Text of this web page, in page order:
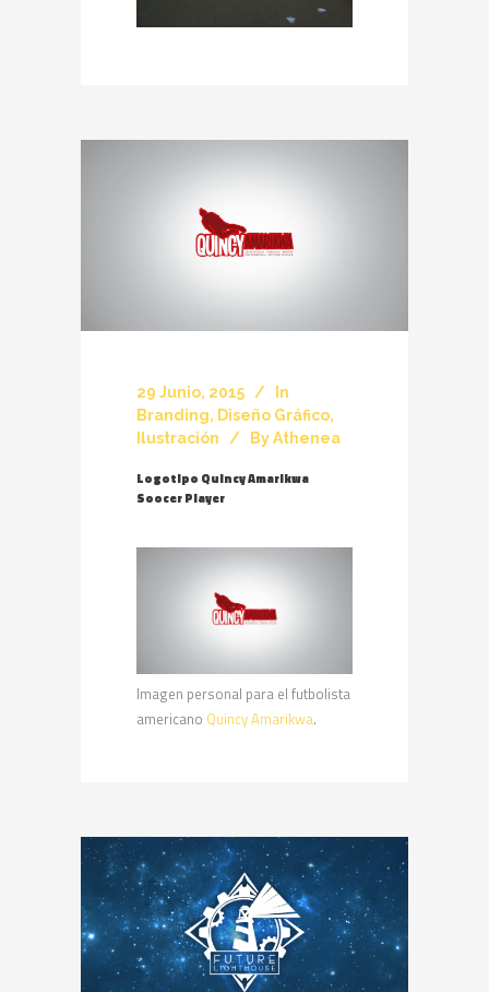
29 Junio, 2015
In
Branding, Diseño Gráfico,
Ilustración
ByAthenea
Logotipo Quincy Amarikwa
Soocer Player
Imagen personal para el futbolista
americano Quincy Amarikwa.